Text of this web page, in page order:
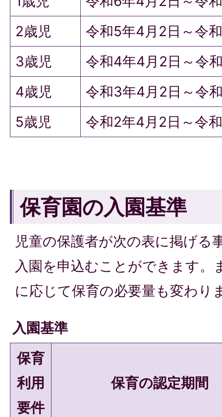
2歳児
令和5年4月2日～令
3歳児
令和4年4月2日～令
4歳児
令和3年4月2日～令
5歳児
令和2年4月2日～令
保育園の入園基準
児童の保護者が次の表に掲げる
入園を申込むことができます。
に応じて保育の必要量も変わり
入園基準
保育
利用
要件
保育の認定期間